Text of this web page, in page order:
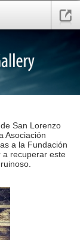
San Lorenzo
Asociación
a la Fundación
a recuperar este